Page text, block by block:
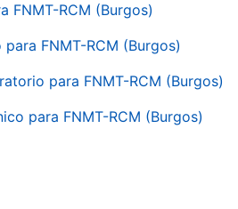
FNMT-RCM (Burgos)
FNMT-RCM (Burgos)
para FNMT-RCM (Burgos)
para FNMT-RCM (Burgos)